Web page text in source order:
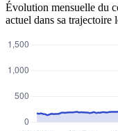
Évolution mensuelle du
actuel dans sa trajectoire